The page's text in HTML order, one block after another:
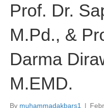
Prof. Dr.
M.Pd., &
Darma
M.EMD.
By muhammadakbars1 |